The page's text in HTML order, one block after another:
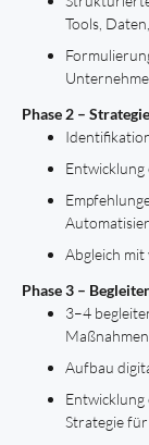
Tools,
Phase 2 –
Abgleich
Phase 3 –
3–4
Maßnahmen
Aufbau
Strategie für